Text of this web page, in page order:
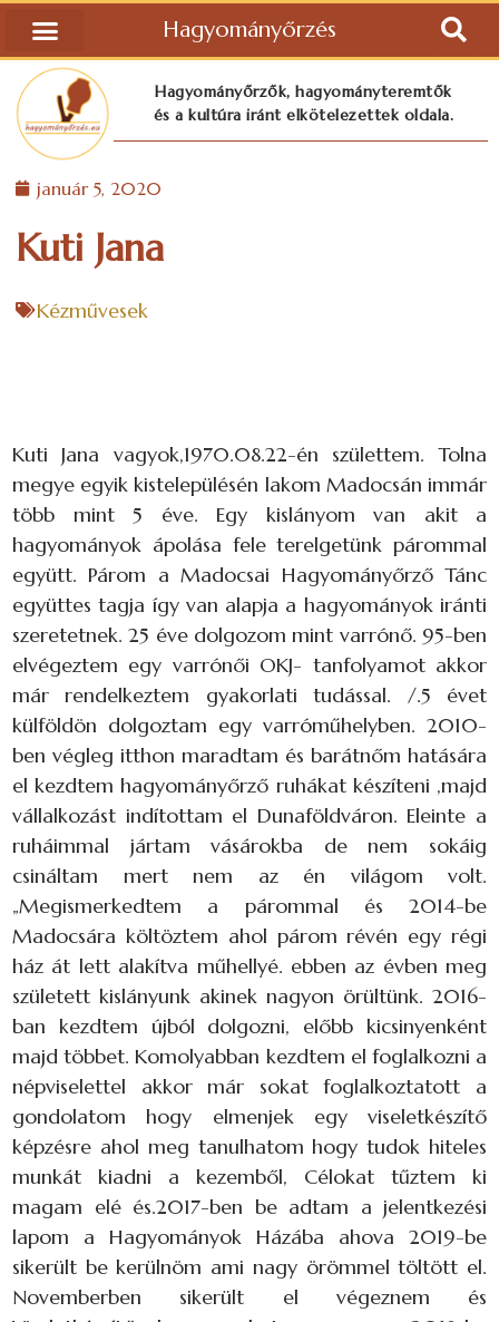
Hagyományőrzés
Hagyományőrzők, hagyományteremtők
és a kultúra iránt elkötelezettek oldala.
január 5, 2020
Kuti Jana
Kézművesek
Kuti Jana vagyok,1970.08.22-én születtem. Tolna
megye egyik kistelepülésén lakom Madocsán immár
több mint 5 éve. Egy kislányom van akit a
hagyományok ápolása fele terelgetünk párommal
együtt. Párom a Madocsai Hagyományőrző Tánc
együttes tagja így van alapja a hagyományok iránti
szeretetnek. 25 éve dolgozom mint varrónő. 95-ben
elvégeztem egy varrónői OKJ- tanfolyamot akkor
már rendelkeztem gyakorlati tudással. /.5 évet
külföldön dolgoztam egy varróműhelyben. 2010-
ben végleg itthon maradtam és barátnőm hatására
el kezdtem hagyományőrző ruhákat készíteni ,majd
vállalkozást indítottam el Dunaföldváron. Eleinte a
ruháimmal jártam vásárokba de nem sokáig
csináltam mert nem az én világom volt.
„Megismerkedtem a párommal és 2014-be
Madocsára költöztem ahol párom révén egy régi
ház át lett alakítva műhellyé. ebben az évben meg
született kislányunk akinek nagyon örültünk. 2016-
ban kezdtem újból dolgozni, előbb kicsinyenként
majd többet. Komolyabban kezdtem el foglalkozni a
népviselettel akkor már sokat foglalkoztatott a
gondolatom hogy elmenjek egy viseletkészítő
képzésre ahol meg tanulhatom hogy tudok hiteles
munkát kiadni a kezemből, Célokat tűztem ki
magam elé és.2017-ben be adtam a jelentkezési
lapom a Hagyományok Házába ahova 2019-be
sikerült be kerülnöm ami nagy örömmel töltött el.
Novemberben sikerült el végeznem és